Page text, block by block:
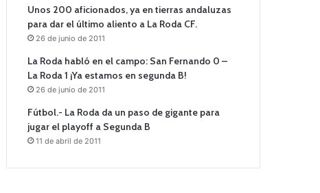
Unos 200 aficionados, ya en tierras andaluzas
para dar el último aliento a La Roda CF.
26 de junio de 2011
La Roda habló en el campo: San Fernando 0 –
La Roda 1 ¡Ya estamos en segunda B!
26 de junio de 2011
Fútbol.- La Roda da un paso de gigante para
jugar el playoff a Segunda B
11 de abril de 2011